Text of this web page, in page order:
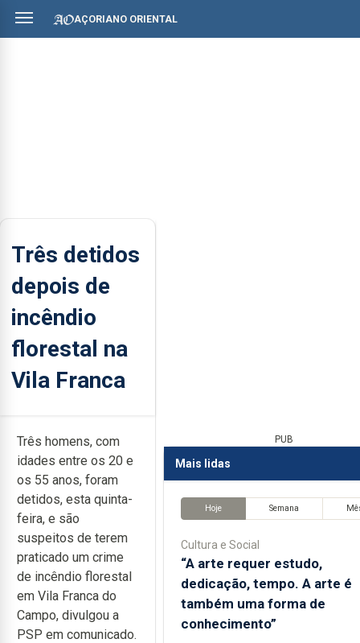
AÇORIANO ORIENTAL
Três detidos
depois de
incêndio
florestal na
Vila Franca
Três homens, com
idades entre os 20 e
os 55 anos, foram
detidos, esta quinta-
feira, e são
suspeitos de terem
praticado um crime
de incêndio florestal
em Vila Franca do
Campo, divulgou a
PSP em comunicado.
PUB
Mais lidas
Hoje Semana
Cultura e Social
“A arte requer estudo,
dedicação, tempo. A arte é
também uma forma de
conhecimento”